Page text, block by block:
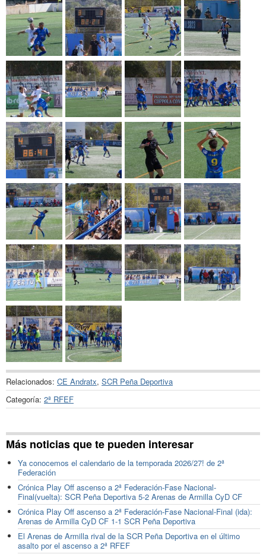
Relacionados: CE Andratx, SCR Peña Deportiva
Categoría: 2ª RFEF
Más noticias que te pueden interesar
Ya conocemos el calendario de la temporada 2026/27! de 2ª
Federación
Crónica Play Off ascenso a 2ª Federación-Fase Nacional-
Final(vuelta): SCR Peña Deportiva 5-2 Arenas de Armilla CyD CF
Crónica Play Off ascenso a 2ª Federación-Fase Nacional-Final (ida):
Arenas de Armilla CyD CF 1-1 SCR Peña Deportiva
El Arenas de Armilla rival de la SCR Peña Deportiva en el último
asalto por el ascenso a 2ª RFEF